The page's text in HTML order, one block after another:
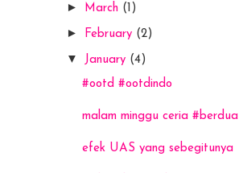
► March (1)
► February (2)
▼ January (4)
#ootd #ootdindo
malam minggu ceria #berdua
efek UAS yang sebegitunya